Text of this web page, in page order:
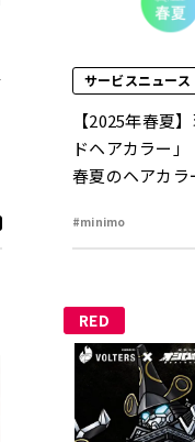
サービスニュース
【2025年春夏
ドヘアカラー
春夏のヘアカ
レイヤーにも注目
#minimo
RED